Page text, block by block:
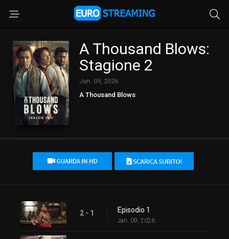
A Thousand Blows:
Stagione 2
Jan. 09, 2026
A Thousand Blows
2 - 1 Episodio 1
Jan. 09, 2026